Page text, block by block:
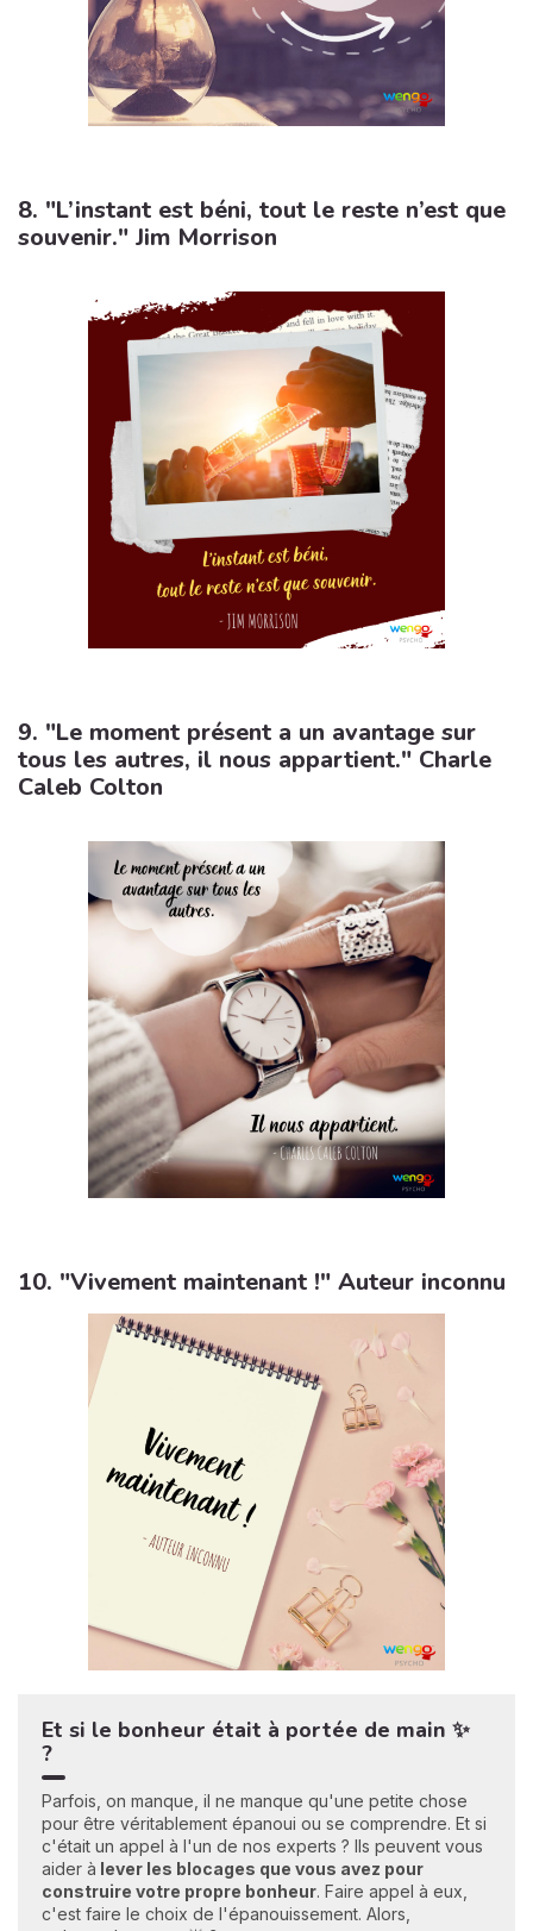
8. "L’instant est béni, tout le reste n’est que
souvenir." Jim Morrison
9. "Le moment présent a un avantage sur
tous les autres, il nous appartient." Charle
Caleb Colton
10. "Vivement maintenant !" Auteur inconnu
Et si le bonheur était à portée de main ✨
?
Parfois, on manque, il ne manque qu'une petite chose
pour être véritablement épanoui ou se comprendre. Et si
c'était un appel à l'un de nos experts ? Ils peuvent vous
aider à lever les blocages que vous avez pour
construire votre propre bonheur. Faire appel à eux,
c'est faire le choix de l'épanouissement. Alors,